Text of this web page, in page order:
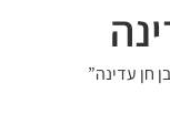
חן עדינה”